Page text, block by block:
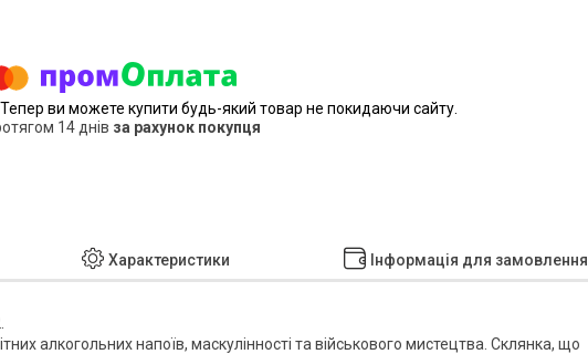
Тепер ви можете купити будь-який товар не покидаючи сайту.
14 днів за рахунок покупця
Характеристики Інформація для замовлення
алкогольних напоїв, маскулінності та військового мистецтва. Склянка, що